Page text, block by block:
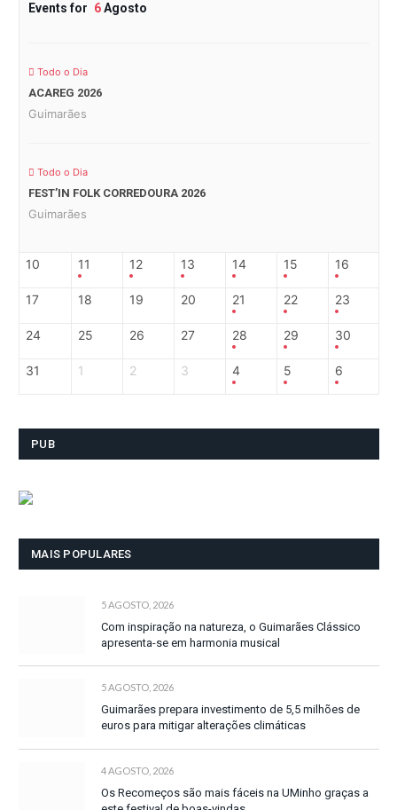
Events for 6Agosto
Todo o Dia
ACAREG 2026
Guimarães
Todo o Dia
FEST’IN FOLK CORREDOURA 2026
Guimarães
10 11 12 13 14 15 16
17 18 19 20 21 22 23
24 25 26 27 28 29 30
31 1 2 3 4 5 6
PUB
MAIS POPULARES
5 AGOSTO, 2026
Com inspiração na natureza, o Guimarães Clássico
apresenta-se em harmonia musical
5 AGOSTO, 2026
Guimarães prepara investimento de 5,5 milhões de
euros para mitigar alterações climáticas
4 AGOSTO, 2026
Os Recomeços são mais fáceis na UMinho graças a